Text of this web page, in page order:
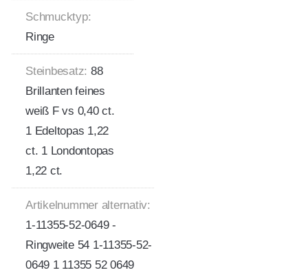
Schmucktyp:
Ringe
Steinbesatz: 88
Brillanten feines
weiß F vs 0,40 ct.
1 Edeltopas 1,22
ct. 1 Londontopas
1,22 ct.
Artikelnummer alternativ:
1-11355-52-0649 -
Ringweite 54 1-11355-52-
0649 1 11355 52 0649